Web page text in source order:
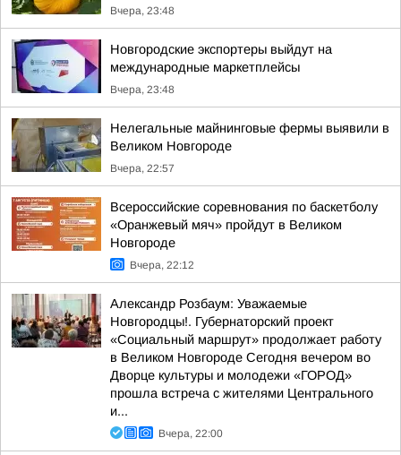
Вчера, 23:48
Новгородские экспортеры выйдут на
международные маркетплейсы
Вчера, 23:48
Нелегальные майнинговые фермы выявили в
Великом Новгороде
Вчера, 22:57
Всероссийские соревнования по баскетболу
«Оранжевый мяч» пройдут в Великом
Новгороде
Вчера, 22:12
Александр Розбаум: Уважаемые
Новгородцы!. Губернаторский проект
«Социальный маршрут» продолжает работу
в Великом Новгороде Сегодня вечером во
Дворце культуры и молодежи «ГОРОД»
прошла встреча с жителями Центрального
и...
Вчера, 22:00